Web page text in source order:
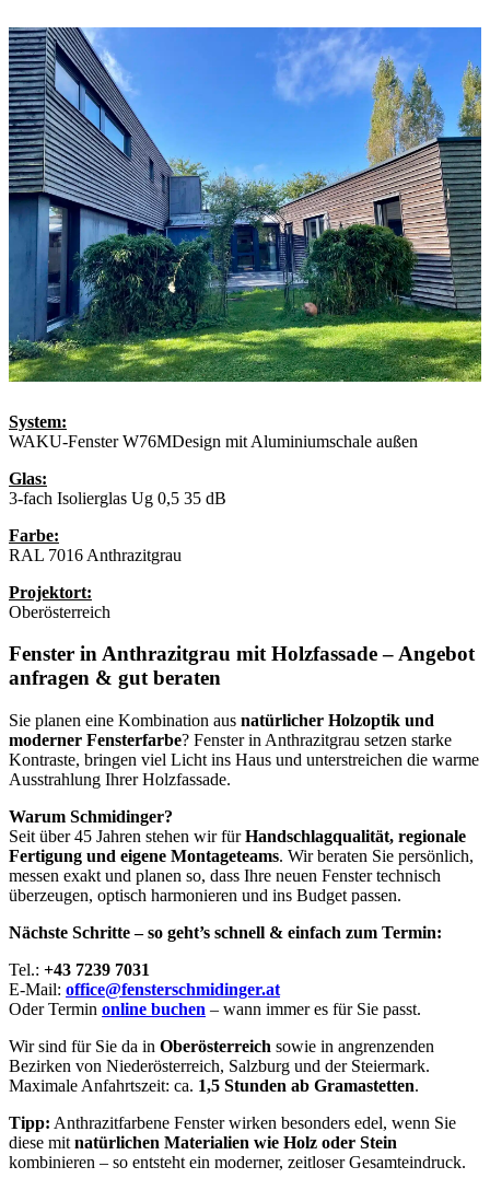
System:
WAKU-Fenster W76MDesign mit Aluminiumschale außen
Glas:
3-fach Isolierglas Ug 0,5 35 dB
Farbe:
RAL 7016 Anthrazitgrau
Projektort:
Oberösterreich
Fenster in Anthrazitgrau mit Holzfassade – Angebot
anfragen & gut beraten
Sie planen eine Kombination aus natürlicher Holzoptik und
moderner Fensterfarbe? Fenster in Anthrazitgrau setzen starke
Kontraste, bringen viel Licht ins Haus und unterstreichen die warme
Ausstrahlung Ihrer Holzfassade.
Warum Schmidinger?
Seit über 45 Jahren stehen wir fürHandschlagqualität, regionale
Fertigung und eigene Montageteams. Wir beraten Sie persönlich,
messen exakt und planen so, dass Ihre neuen Fenster technisch
überzeugen, optisch harmonieren und ins Budget passen.
Nächste Schritte – so geht’s schnell & einfach zum Termin:
Tel.: +43 7239 7031
E-Mail: office@fensterschmidinger.at
Oder Termin online buchen – wann immer es für Sie passt.
Wir sind für Sie da in Oberösterreich sowie in angrenzenden
Bezirken von Niederösterreich, Salzburg und der Steiermark.
Maximale Anfahrtszeit: ca. 1,5 Stunden ab Gramastetten.
Tipp: Anthrazitfarbene Fenster wirken besonders edel, wenn Sie
diese mit natürlichen Materialien wie Holz oder Stein
kombinieren – so entsteht ein moderner, zeitloser Gesamteindruck.